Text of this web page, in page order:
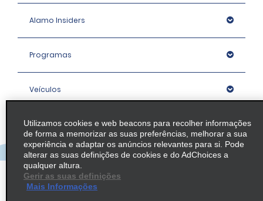
Alamo Insiders
Programas
Veículos
Agências
Empresa
Política / Mapa do Site
Utilizamos cookies e web beacons para recolher informações
de forma a memorizar as suas preferências, melhorar a sua
experiência e adaptar os anúncios relevantes para si. Pode
alterar as suas definições de cookies e do AdChoices a
qualquer altura.
Gerir as suas definições
Mais Informações